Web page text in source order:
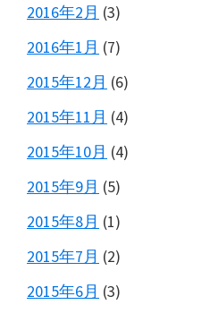
2016年2月 (3)
2016年1月 (7)
2015年12月 (6)
2015年11月 (4)
2015年10月 (4)
2015年9月 (5)
2015年8月 (1)
2015年7月 (2)
2015年6月 (3)